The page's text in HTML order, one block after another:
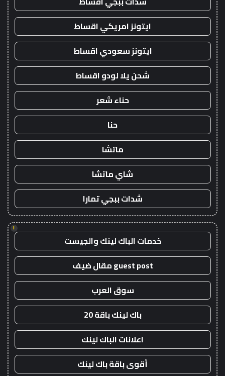
ايتونز امريكي اقساط
ايتونز سعودي اقساط
شحن يلا لودو اقساط
حناء شعر
حنا
ماتشا
شاي ماتشا
شدات ببجي تمارا
!
خدمات الباك لينك والجيست
guest post مقال ضيف
سوق العرب
باك لينك باقة 20
اعلانات الباك لينك
أقوى باقة باك لينك